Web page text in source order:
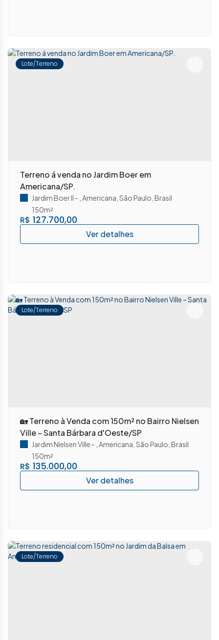
Lote/Terreno
Terreno á venda no Jardim Boer em
Americana/SP.
R$ 127.700,00
Jardim Boer II Americana São Paulo Brasil
150m²
Lote/Terreno
🏡 Terreno à Venda com 150m² no Bairro Nielsen
Ville – Santa Bárbara d'Oeste/SP
R$ 135.000,00
Jardim Nielsen Ville Americana São Paulo Brasil
150m²
Lote/Terreno